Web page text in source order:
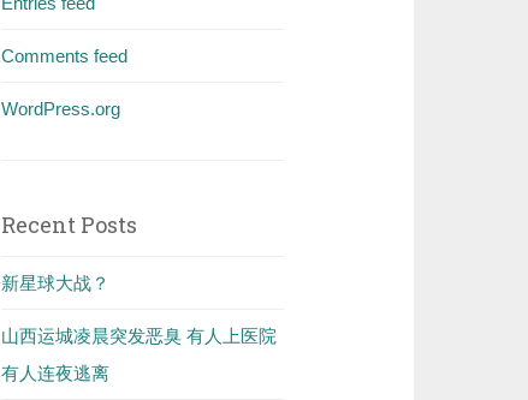
Comments feed
WordPress.org
Recent Posts
新星球大战？
山西运城凌晨突发恶臭 有人上医院
有人连夜逃离